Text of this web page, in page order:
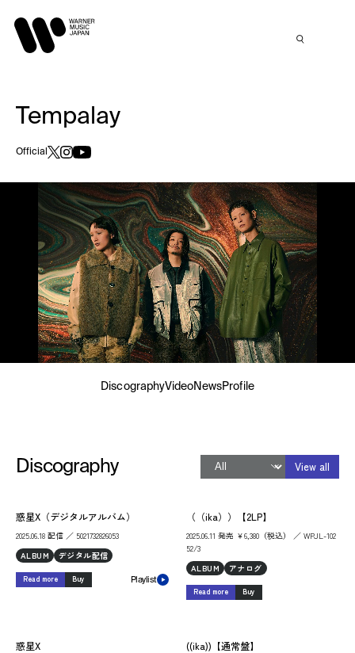
Tempalay
Official
DiscographyVideoNewsProfile
Discography View all
惑星X（デジタルアルバム）
2025.06.18 配信 ／ 5021732826053
ALBUM
デジタル配信
Read more Buy Playlist
（（ika））【2LP】
2025.06.11 発売 ￥6,380（税込） ／ WPJL-102
52/3
ALBUM
アナログ
Read more Buy
惑星X ((ika))【通常盤】